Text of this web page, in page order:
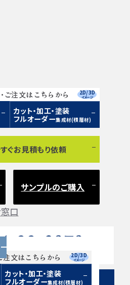
注文はこちらから
カット・加工・塗装
フルオーダー集成材(積層材)
2D/3D
イメージ
ご注文はこちらから
カット・加工・塗装
フルオーダー集成材(積層材)
2D/3D
イメージ
ぐお見積もり依頼
サンプルのご購入
口
33-2070
〜17:00（土日祝 定休）